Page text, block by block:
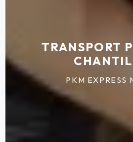
TRANSPORT
PKM EXPRESS